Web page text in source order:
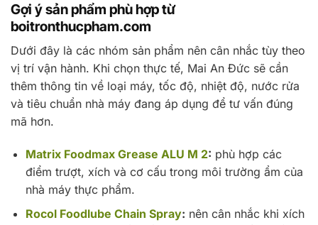
Gợi ý sản phẩm phù hợp từ
boitronthucpham.com
Dưới đây là các nhóm sản phẩm nên cân nhắc tùy theo
vị trí vận hành. Khi chọn thực tế, Mai An Đức sẽ cần
thêm thông tin về loại máy, tốc độ, nhiệt độ, nước rửa
và tiêu chuẩn nhà máy đang áp dụng để tư vấn đúng
mã hơn.
Matrix Foodmax Grease ALU M 2: phù hợp các
điểm trượt, xích và cơ cấu trong môi trường ẩm của
nhà máy thực phẩm.
Rocol Foodlube Chain Spray: nên cân nhắc khi xích